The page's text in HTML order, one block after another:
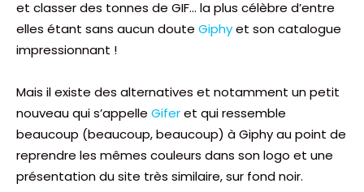
et classer des tonnes de GIF… la plus célèbre d’entre
elles étant sans aucun doute Giphyet son catalogue
impressionnant !
Mais il existe des alternatives et notamment un petit
nouveau qui s’appelle Giferet qui ressemble
beaucoup (beaucoup, beaucoup) à Giphy au point de
reprendre les mêmes couleurs dans son logo et une
présentation du site très similaire, sur fond noir.